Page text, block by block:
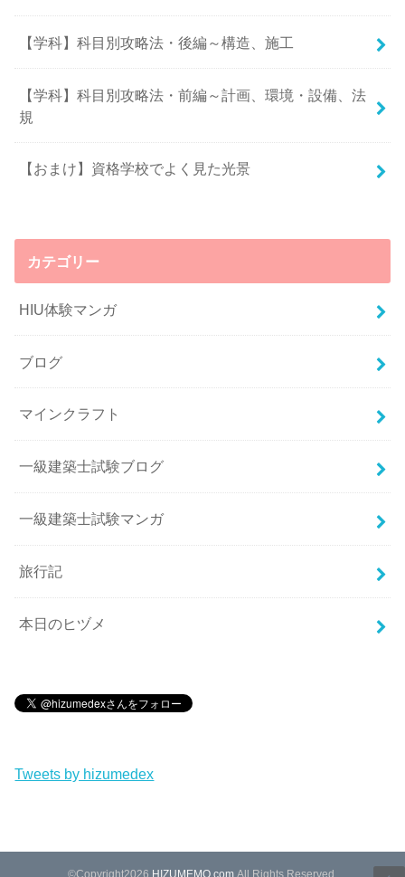
【学科】科目別攻略法・後編～構造、施工
【学科】科目別攻略法・前編～計画、環境・設備、法
規
【おまけ】資格学校でよく見た光景
カテゴリー
HIU体験マンガ
ブログ
マインクラフト
一級建築士試験ブログ
一級建築士試験マンガ
旅行記
本日のヒヅメ
Tweets by hizumedex
©Copyright2026 HIZUMEMO.com .All Rights Reserved.